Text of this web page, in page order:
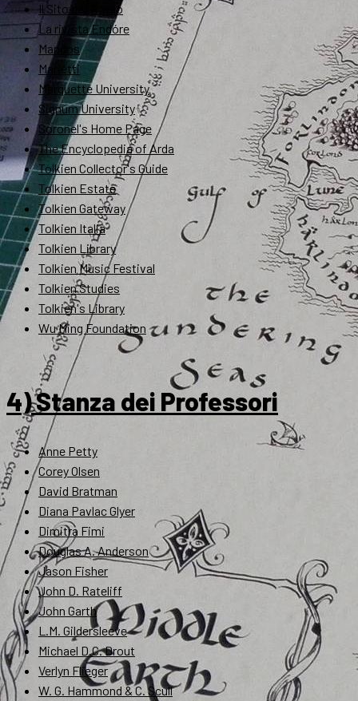
Il Sito dell'Anello
La rivista Endóre
Mandos
Marietti
Marquette University
Signum University
Soronel's Home Page
The Encyclopedia of Arda
Tolkien Collector's Guide
Tolkien Estate
Tolkien Gateway
Tolkien Italia
Tolkien Library
Tolkien Music Festival
Tolkien Studies
Tolkien's Library
Wu Ming Foundation
4) Stanza dei Professori
Anne Petty
Corey Olsen
David Bratman
Diana Pavlac Glyer
Dimitra Fimi
Douglas A. Anderson
Jason Fisher
John D. Rateliff
John Garth
L.M. Gildersleeve
Michael D.C. Drout
Verlyn Flieger
W. G. Hammond & C. Scull